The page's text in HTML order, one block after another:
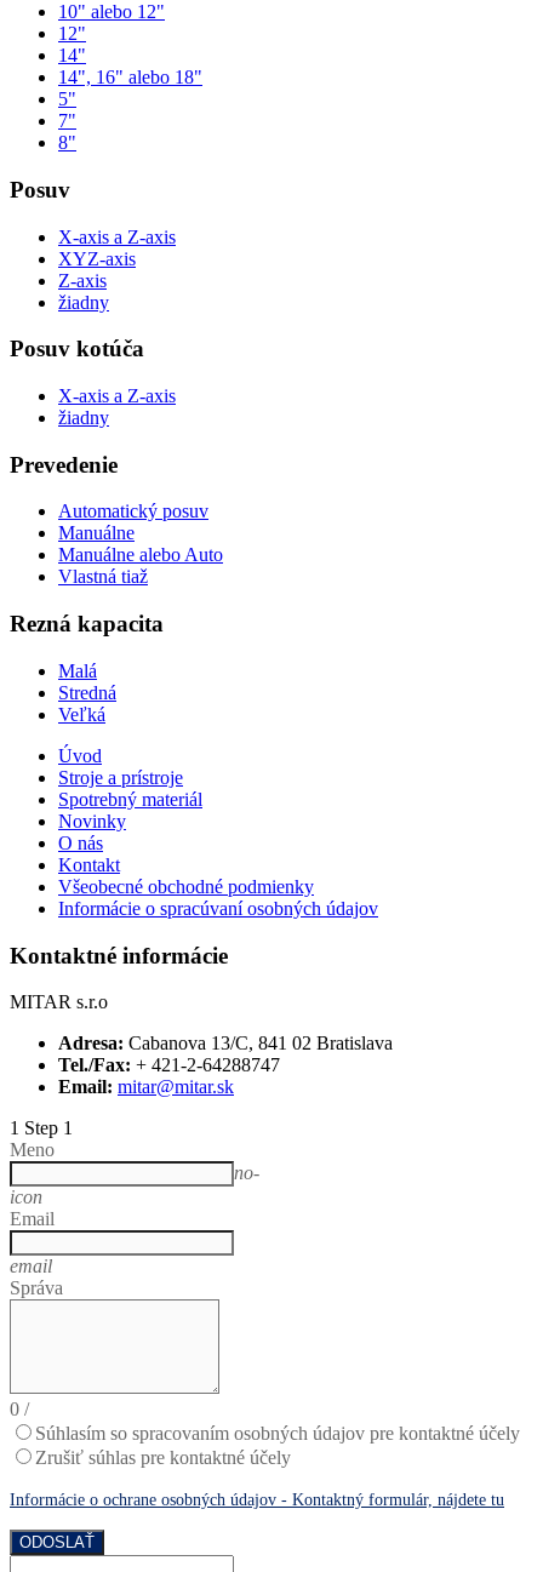
10" alebo 12"
12"
14"
14", 16" alebo 18"
5"
7"
8"
Posuv
X-axis a Z-axis
XYZ-axis
Z-axis
žiadny
Posuv kotúča
X-axis a Z-axis
žiadny
Prevedenie
Automatický posuv
Manuálne
Manuálne alebo Auto
Vlastná tiaž
Rezná kapacita
Malá
Stredná
Veľká
Úvod
Stroje a prístroje
Spotrebný materiál
Novinky
O nás
Kontakt
Všeobecné obchodné podmienky
Informácie o spracúvaní osobných údajov
Kontaktné informácie
MITAR s.r.o
Adresa: Cabanova 13/C, 841 02 Bratislava
Tel./Fax: + 421-2-64288747
Email: mitar@mitar.sk
1 Step 1
Meno
no-
icon
Email
email
Správa
0 /
Súhlasím so spracovaním osobných údajov pre kontaktné účely
Zrušiť súhlas pre kontaktné účely
Informácie o ochrane osobných údajov - Kontaktný formulár, nájdete tu
ODOSLAŤ